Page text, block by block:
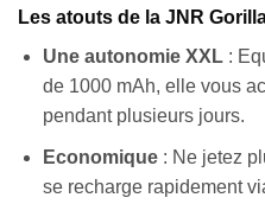
Les atouts de la JNR
Une autonomie XXL:
de 1000 mAh, elle vous
pendant plusieurs jours.
Economique: Ne jetez
se recharge rapidement